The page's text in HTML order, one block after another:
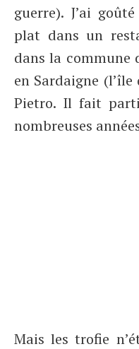
guerre). J’ai
plat dans un
dans la commune
en Sardaigne
Pietro. Il fait
nombreuses
Mais les trofie